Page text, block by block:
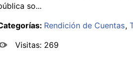
so...
Rendición de Cuentas
Visitas: 269